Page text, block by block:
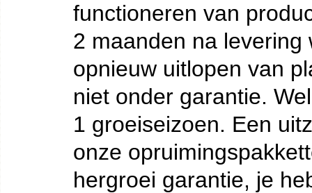
functioneren van
2 maanden na
opnieuw uitlopen van
niet onder garantie.
1 groeiseizoen. Een
onze
hergroei garantie, je